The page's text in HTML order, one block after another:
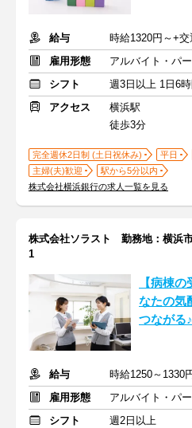
給与
時給1320円～+交
雇用形態
アルバイト・パー
シフト
週3日以上 1日6
アクセス
横浜駅
徒歩3分
完全週休2日制 (土日祝休み) 平日
主婦(夫)歓迎
駅から5分以内
株式会社横浜銀行の求人一覧を見る
株式会社ソラスト 勤務地：横浜
1
【病棟
なたの気
つながる
給与
時給1250～1330
雇用形態
アルバイト・パー
シフト
週2日以上